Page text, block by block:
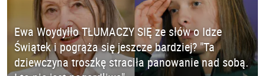
Ewa Woydyłło TŁUMACZY SIĘ ze słów o Idze
Świątek i pogrąża się jeszcze bardziej? "Ta
dziewczyna troszkę straciła panowanie nad sobą.